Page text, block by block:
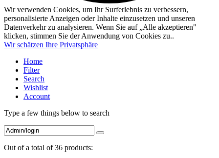
Wir verwenden Cookies, um Ihr Surferlebnis zu verbessern,
personalisierte Anzeigen oder Inhalte einzusetzen und unseren
Datenverkehr zu analysieren. Wenn Sie auf „Alle akzeptieren"
klicken, stimmen Sie der Anwendung von Cookies zu..
Wir schätzen Ihre Privatsphäre
Home
Filter
Search
Wishlist
Account
Type a few things below to search
Out of a total of 36 products: